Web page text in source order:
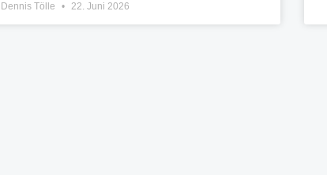
Dennis Tölle 22. Juni 2026